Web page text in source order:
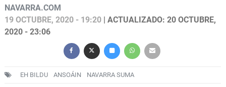
NAVARRA.COM
19 OCTUBRE, 2020 - 19:20 | ACTUALIZADO: 20 OCTUBRE,
2020 - 23:06
EH BILDU ANSOÁIN NAVARRA SUMA